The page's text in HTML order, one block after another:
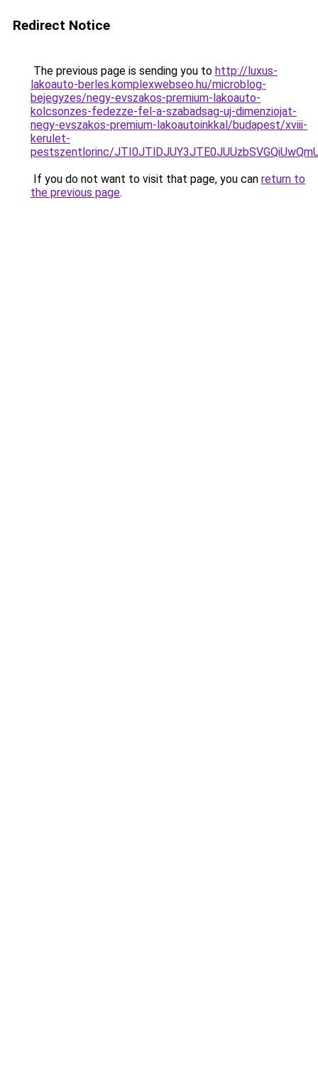
Redirect Notice
The previous page is sending you to http://luxus-
lakoauto-berles.komplexwebseo.hu/microblog-
bejegyzes/negy-evszakos-premium-lakoauto-
kolcsonzes-fedezze-fel-a-szabadsag-uj-dimenziojat-
negy-evszakos-premium-lakoautoinkkal/budapest/xviii-
kerulet-
pestszentlorinc/
If you do not want to visit that page, you can return to
the previous page.